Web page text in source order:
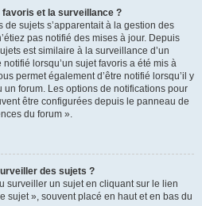
et la surveillance ?
sujets s’apparentait à la gestion des
pas notifié des mises à jour. Depuis
est similaire à la surveillance d’un
lorsqu’un sujet favoris a été mis à
permet également d’être notifié lorsqu’il y
forum. Les options de notifications pour
être configurées depuis le panneau de
du forum ».
des sujets ?
surveiller un sujet en cliquant sur le lien
sujet », souvent placé en haut et en bas du